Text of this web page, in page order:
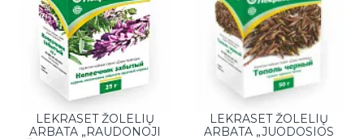
LEKRASET ŽOLELIŲ
ARBATA „RAUDONOJI
LEKRASET ŽOLELIŲ
ARBATA „JUODOSIOS